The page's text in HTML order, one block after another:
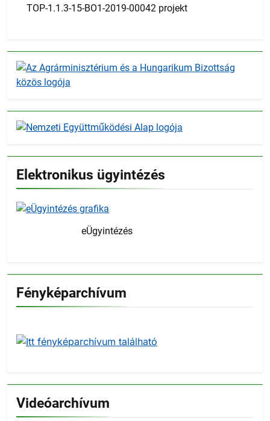
TOP-1.1.3-15-BO1-2019-00042 projekt
Elektronikus ügyintézés
eÜgyintézés
Fényképarchívum
Videóarchívum